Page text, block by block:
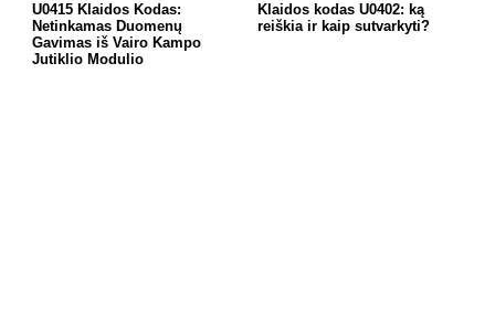
U0415 Klaidos Kodas:
Netinkamas Duomenų
Gavimas iš Vairo Kampo
Jutiklio Modulio
Klaidos kodas U0402: ką
reiškia ir kaip sutvarkyti?